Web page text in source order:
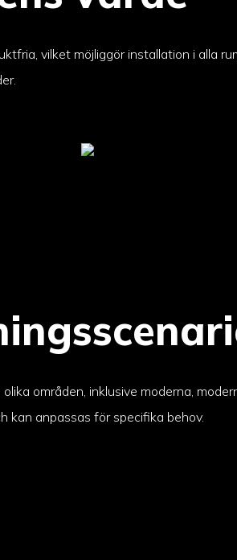
vilket möjliggör installation i alla
områden, inklusive moderna,
kan anpassas för specifika behov.